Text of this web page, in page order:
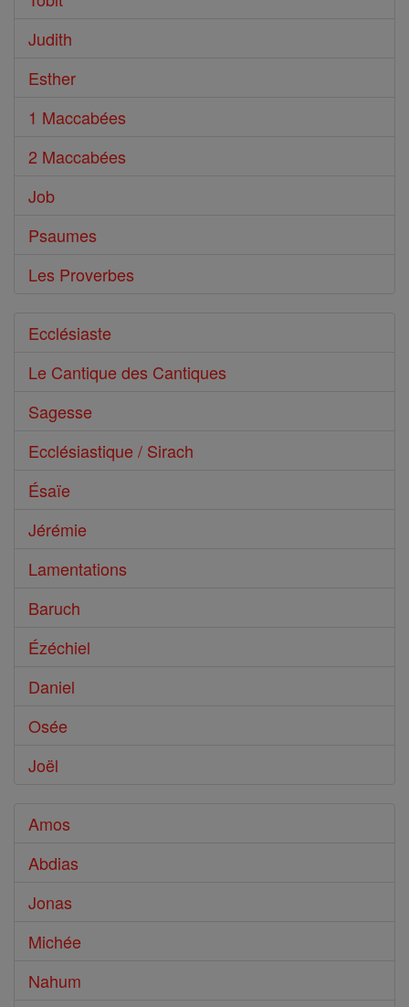
Judith
Esther
1 Maccabées
2 Maccabées
Job
Psaumes
Les Proverbes
Ecclésiaste
Le Cantique des Cantiques
Sagesse
Ecclésiastique / Sirach
Ésaïe
Jérémie
Lamentations
Baruch
Ézéchiel
Daniel
Osée
Joël
Amos
Abdias
Jonas
Michée
Nahum